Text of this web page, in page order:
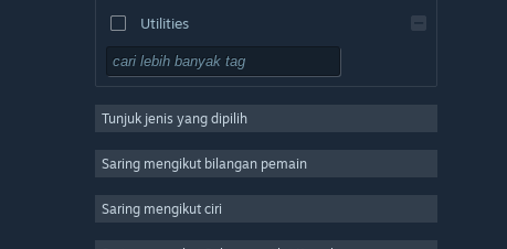
Utilities
Free to Play
Massively Multiplayer
Casual
Tunjuk jenis yang dipilih
Saring mengikut bilangan pemain
Saring mengikut ciri